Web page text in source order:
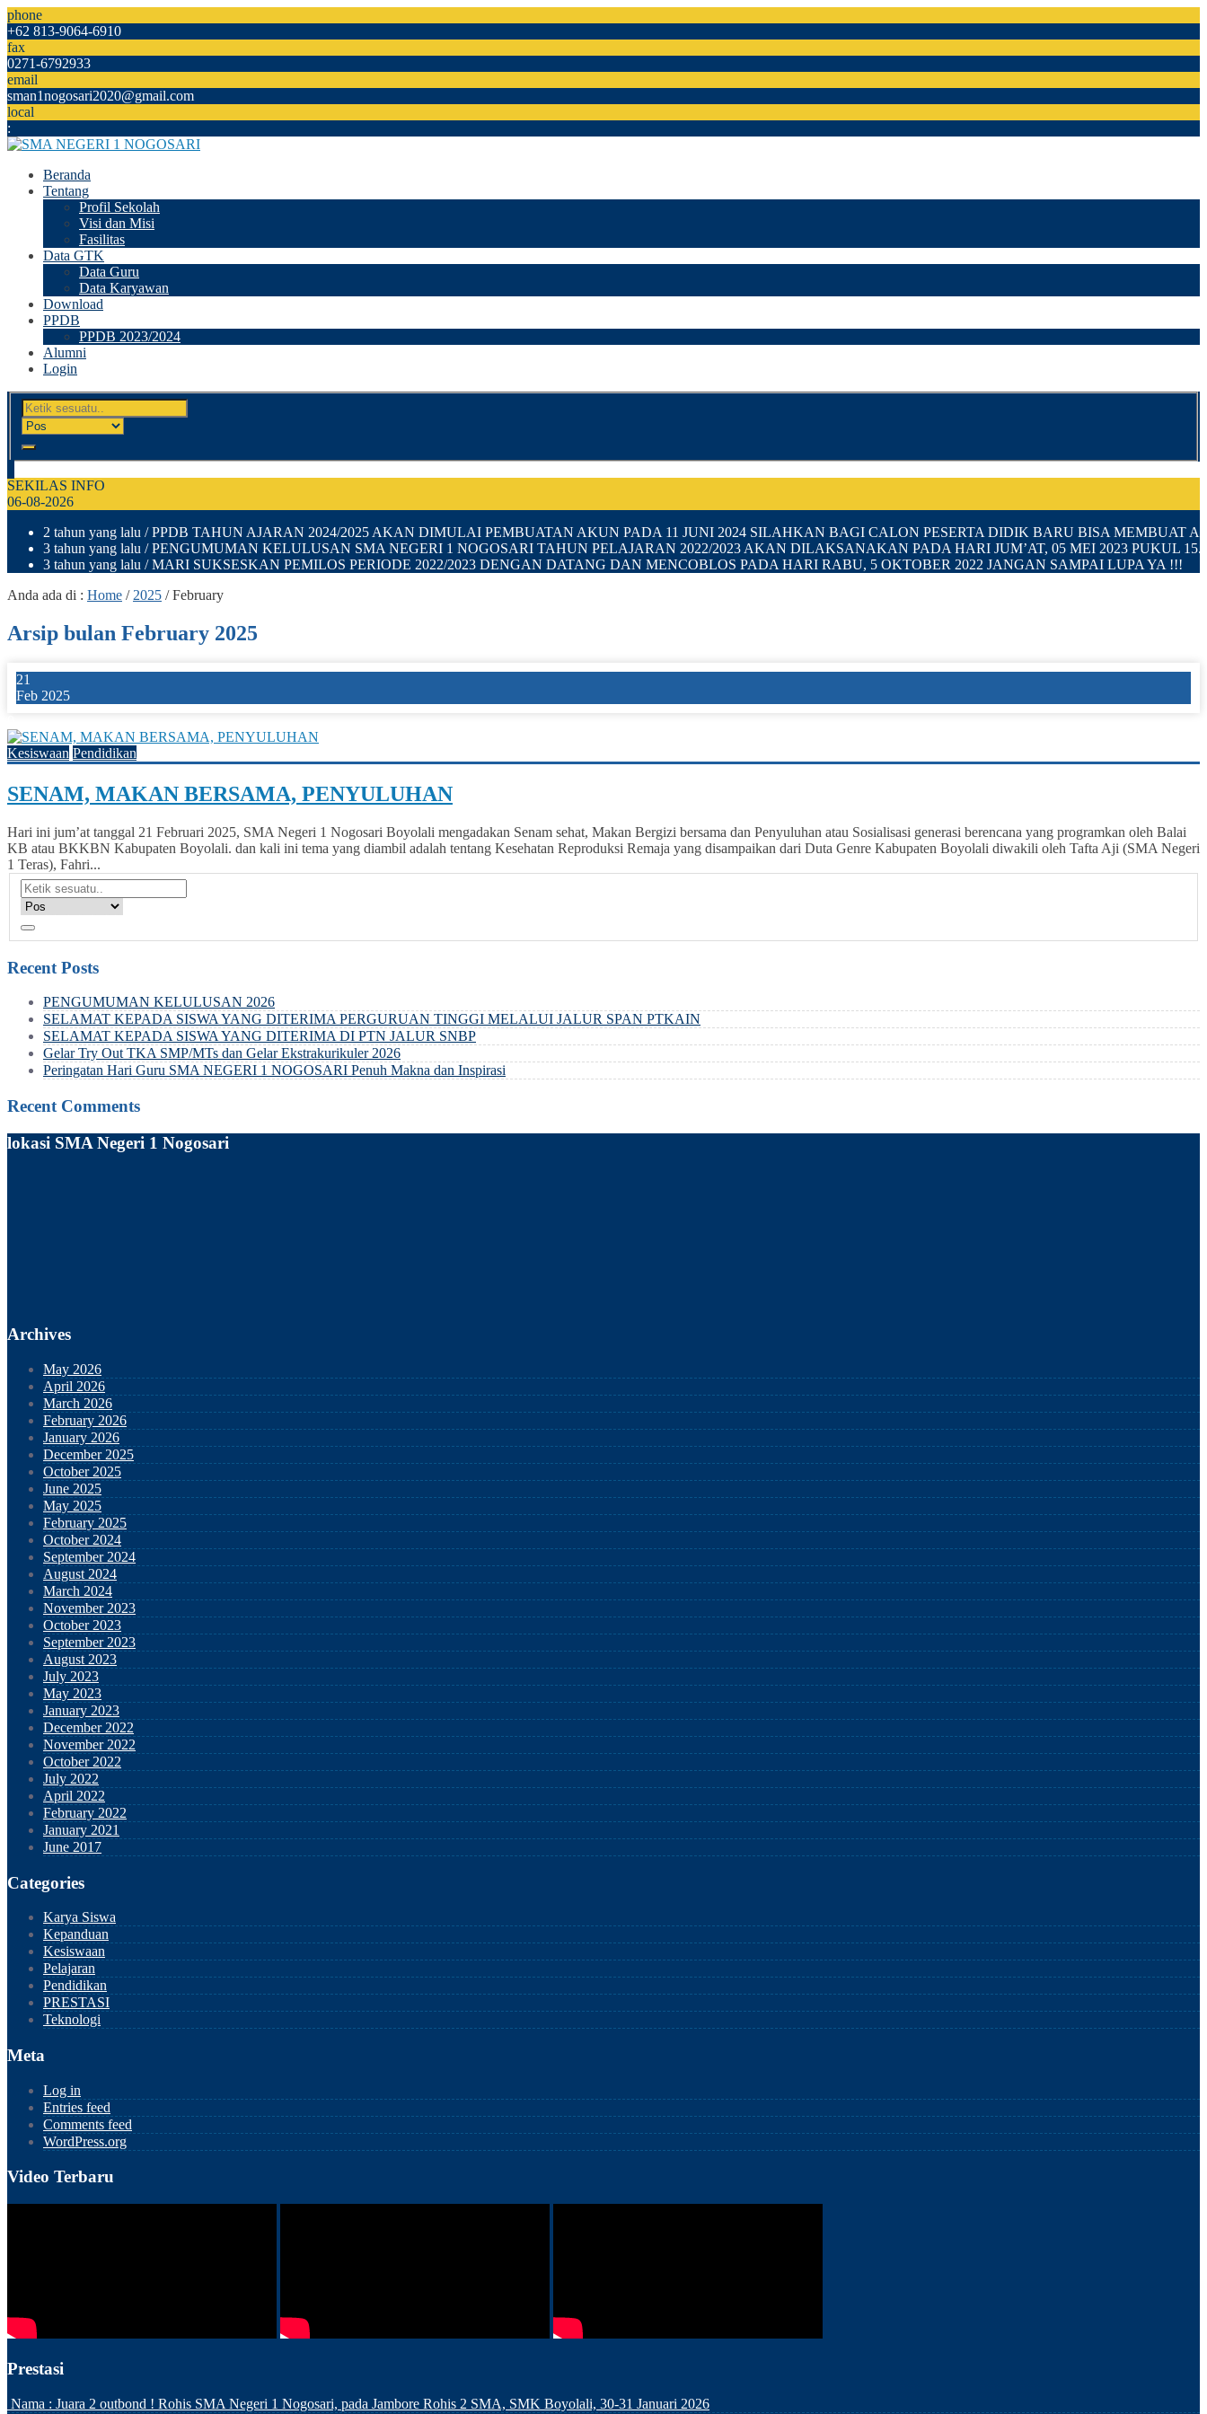
phone
+62 813-9064-6910
fax
0271-6792933
email
sman1nogosari2020@gmail.com
local
:
Beranda
Tentang
Profil Sekolah
Visi dan Misi
Fasilitas
Data GTK
Data Guru
Data Karyawan
Download
PPDB
PPDB 2023/2024
Alumni
Login
SEKILAS INFO
06-08-2026
2 tahun yang lalu / PPDB TAHUN AJARAN 2024/2025 AKAN DIMULAI PEMBUATAN AKUN PADA 11 JUNI 2024 SILAHKAN BAGI CALON PESERTA DIDIK BARU BISA
3 tahun yang lalu / PENGUMUMAN KELULUSAN SMA NEGERI 1 NOGOSARI TAHUN PELAJARAN 2022/2023 AKAN DILAKSANAKAN PADA HARI JUM’AT, 05 MEI 2023 PUKUL
3 tahun yang lalu / MARI SUKSESKAN PEMILOS PERIODE 2022/2023 DENGAN DATANG DAN MENCOBLOS PADA HARI RABU, 5 OKTOBER 2022 JANGAN SAMPAI LUPA YA !!!
Anda ada di : Home / 2025 /February
Arsip bulan February 2025
21
Feb 2025
Kesiswaan Pendidikan
SENAM, MAKAN BERSAMA, PENYULUHAN
Hari ini jum’at tanggal 21 Februari 2025, SMA Negeri 1 Nogosari Boyolali mengadakan Senam sehat, Makan Bergizi bersama dan Penyuluhan atau Sosialisasi generasi berencana yang programkan oleh Balai
KB atau BKKBN Kabupaten Boyolali. dan kali ini tema yang diambil adalah tentang Kesehatan Reproduksi Remaja yang disampaikan dari Duta Genre Kabupaten Boyolali diwakili oleh Tafta Aji (SMA Negeri
1 Teras), Fahri...
Recent Posts
PENGUMUMAN KELULUSAN 2026
SELAMAT KEPADA SISWA YANG DITERIMA PERGURUAN TINGGI MELALUI JALUR SPAN PTKAIN
SELAMAT KEPADA SISWA YANG DITERIMA DI PTN JALUR SNBP
Gelar Try Out TKA SMP/MTs dan Gelar Ekstrakurikuler 2026
Peringatan Hari Guru SMA NEGERI 1 NOGOSARI Penuh Makna dan Inspirasi
Recent Comments
lokasi SMA Negeri 1 Nogosari
Archives
May 2026
April 2026
March 2026
February 2026
January 2026
December 2025
October 2025
June 2025
May 2025
February 2025
October 2024
September 2024
August 2024
March 2024
November 2023
October 2023
September 2023
August 2023
July 2023
May 2023
January 2023
December 2022
November 2022
October 2022
July 2022
April 2022
February 2022
January 2021
June 2017
Categories
Karya Siswa
Kepanduan
Kesiswaan
Pelajaran
Pendidikan
PRESTASI
Teknologi
Meta
Log in
Entries feed
Comments feed
WordPress.org
Video Terbaru
Prestasi
Nama : Juara 2 outbond ! Rohis SMA Negeri 1 Nogosari, pada Jambore Rohis 2 SMA, SMK Boyolali, 30-31 Januari 2026